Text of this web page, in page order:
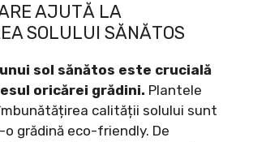
AJUTĂ LA
SOLULUI SĂNĂTOS
sol sănătos este crucială
oricărei grădini. Plantele
calității solului sunt
grădină eco-friendly. De